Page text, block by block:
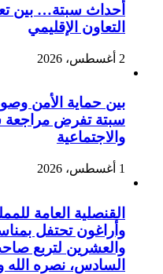
أحداث سبتة… بين
التعاون الإقليمي
2 أغسطس، 2026
بين حماية الأمن
سبتة تفرض مراجعة
والاجتماعية
1 أغسطس، 2026
القنصلية العامة
وأراغون تحتفل
والعشرين لتربع
السادس، نصره الله